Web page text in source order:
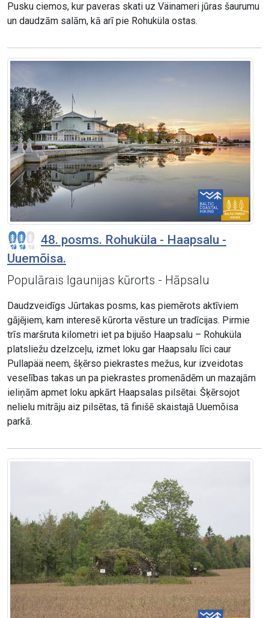
Pusku ciemos, kur paveras skati uz Väinameri jūras šaurumu
un daudzām salām, kā arī pie Rohuküla ostas.
48. posms. Rohuküla - Haapsalu -
Uuemõisa.
Populārais Igaunijas kūrorts - Hāpsalu
Daudzveidīgs Jūrtakas posms, kas piemērots aktīviem
gājējiem, kam interesē kūrorta vēsture un tradīcijas. Pirmie
trīs maršruta kilometri iet pa bijušo Haapsalu – Rohuküla
platsliežu dzelzceļu, izmet loku gar Haapsalu līci caur
Pullapää neem, šķērso piekrastes mežus, kur izveidotas
veselības takas un pa piekrastes promenādēm un mazajām
ieliņām apmet loku apkārt Haapsalas pilsētai. Šķērsojot
nelielu mitrāju aiz pilsētas, tā finišē skaistajā Uuemõisa
parkā.